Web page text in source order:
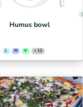
Humus bowl
L M V + 12